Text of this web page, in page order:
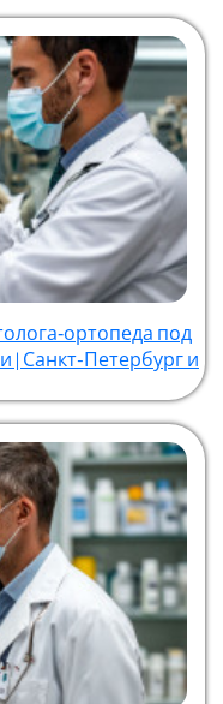
под
Санкт-Петербург и